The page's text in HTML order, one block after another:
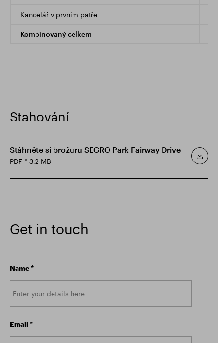
Kancelář v prvním patře
Kombinovaný celkem
Stahování
Stáhněte si brožuru SEGRO Park Fairway Drive
PDF 3,2 MB
Get in touch
Name*
Email*